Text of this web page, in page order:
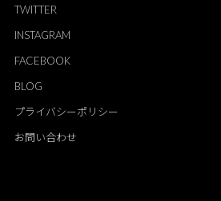
TWITTER
INSTAGRAM
FACEBOOK
BLOG
プライバシーポリシー
お問い合わせ